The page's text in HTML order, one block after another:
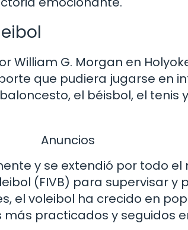
William G. Morgan en
que pudiera jugarse en
el béisbol, el tenis
Anuncios
y se extendió por todo el
(FIVB) para supervisar y
el voleibol ha crecido en
practicados y seguidos